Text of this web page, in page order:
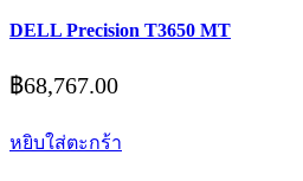
DELL Precision T3650 MT
฿68,767.00
หยิบใส่ตะกร้า